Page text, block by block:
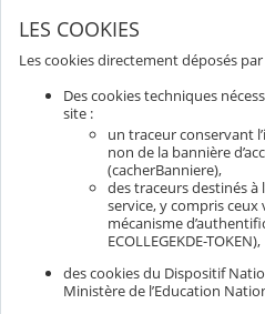
LES COOKIES
Les cookies directement déposés par
Des cookies techniques
site :
un traceur conservant
non de la bannière
(cacherBanniere),
des traceurs destinés à
service, y compris ceux
mécanisme
ECOLLEGEKDE-TOKEN),
des cookies du Dispositif
Ministère de l’Education